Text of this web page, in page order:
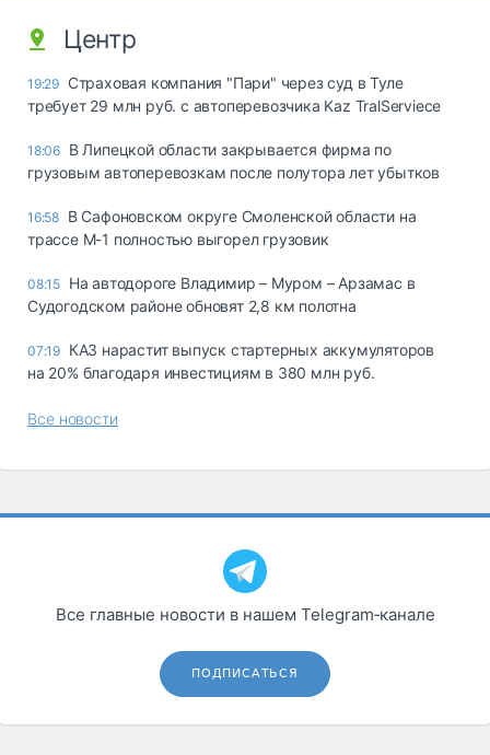
Центр
19:29 Страховая компания "Пари" через суд в Туле
требует 29 млн руб. с автоперевозчика Kaz TralServiece
18:06 В Липецкой области закрывается фирма по
грузовым автоперевозкам после полутора лет убытков
16:58 В Сафоновском округе Смоленской области на
трассе М-1 полностью выгорел грузовик
08:15 На автодороге Владимир – Муром – Арзамас в
Судогодском районе обновят 2,8 км полотна
07:19 КАЗ нарастит выпуск стартерных аккумуляторов
на 20% благодаря инвестициям в 380 млн руб.
Все новости
Все главные новости в нашем Telegram‑канале
ПОДПИСАТЬСЯ